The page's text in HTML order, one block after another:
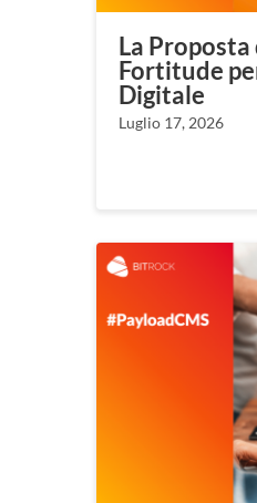
La
Fortitude
Digitale
Luglio 17, 2026